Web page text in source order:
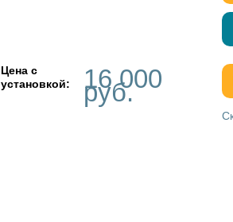
Цена с
установкой:
16 000
руб.